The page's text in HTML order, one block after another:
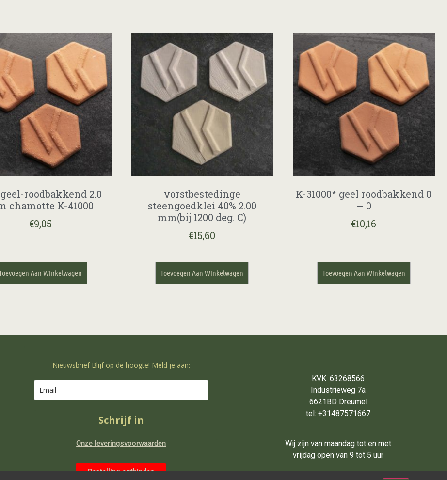
roodbakkend 2.0
chamotte K-41000
€9,05
Aan Winkelwagen
vorstbestedinge
steengoedklei 40% 2.00
mm(bij 1200 deg. C)
€15,60
Toevoegen Aan Winkelwagen
K-31000* geel roodbakkend 0
– 0
€10,16
Toevoegen Aan Winkelwagen
Nieuwsbrief Blijf op de hoogte! Meld je aan:
Schrijf in
Onze leveringsvoorwaarden
Bestelling ontbinden
KVK: 63268566
Industrieweg 7a
6621BD Dreumel
tel: +31487571667
Wij zijn van maandag tot en met
vrijdag open van 9 tot 5 uur